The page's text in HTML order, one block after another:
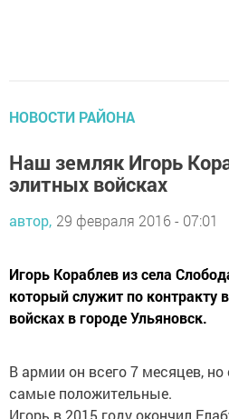
НОВОСТИ РАЙОНА
Наш земляк Игорь
элитных войсках
автор, 29 февраля 2016 - 07:01
Игорь Кораблев из села
который служит по контракту
войсках в городе Ульяновск.
В армии он всего 7 месяцев,
самые положительные.
Игорь в 2015 году окончил